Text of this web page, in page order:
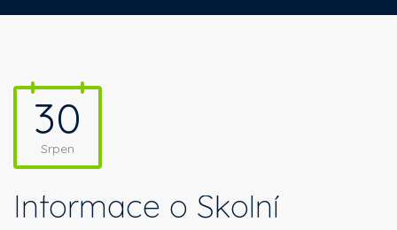
30
Srpen
Informace o Školní